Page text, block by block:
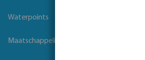
Waterpoints
Maatschappelijk verantwoord ondernemen